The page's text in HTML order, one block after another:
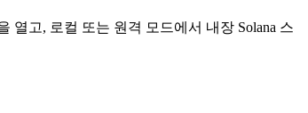
열고, 로컬 또는 원격 모드에서 내장 Solana 스